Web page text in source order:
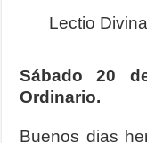
Lectio
Sábado 20
Ordinario.
Buenos dias